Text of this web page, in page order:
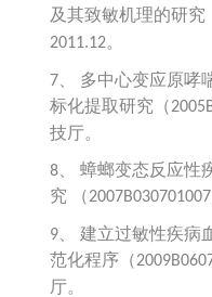
及其致敏机理的研究
2011.12。
7、
多中心变应原哮
标化提取研究（
技厅。
8、
蟑螂变态反应性
究
（2007B030701007
9、
建立过敏性疾病
范化程序（
厅。